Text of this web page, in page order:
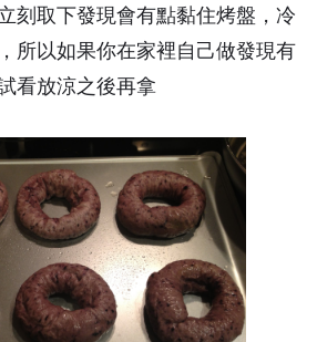
刻取下發現會有點黏住烤盤，冷
所以如果你在家裡自己做發現有
看放涼之後再拿